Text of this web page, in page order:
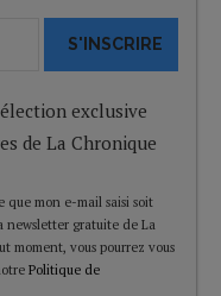
S'INSCRIRE
exclusive
de La Chronique
que mon e-mail saisi soit
newsletter gratuite de La
moment, vous pourrez vous
Politique de